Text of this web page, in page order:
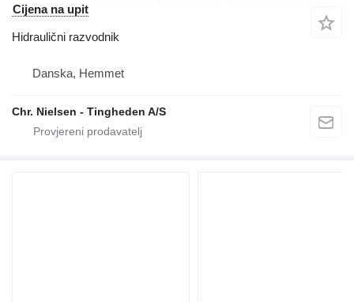
Cijena na upit
Hidraulični razvodnik
Danska, Hemmet
Chr. Nielsen - Tingheden A/S